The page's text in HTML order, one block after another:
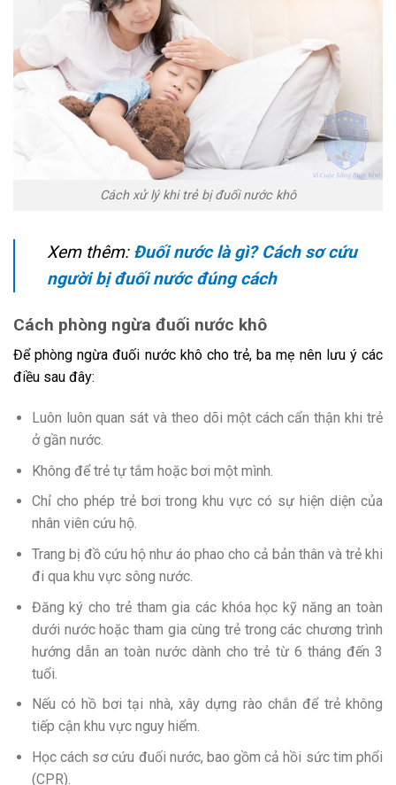
Cách xử lý khi trẻ bị đuối nước khô
Xem thêm: Đuối nước là gì? Cách sơ cứu
người bị đuối nước đúng cách
Cách phòng ngừa đuối nước khô
Để phòng ngừa đuối nước khô cho trẻ, ba mẹ nên lưu ý các
điều sau đây:
Luôn luôn quan sát và theo dõi một cách cẩn thận khi trẻ
ở gần nước.
Không để trẻ tự tắm hoặc bơi một mình.
Chỉ cho phép trẻ bơi trong khu vực có sự hiện diện của
nhân viên cứu hộ.
Trang bị đồ cứu hộ như áo phao cho cả bản thân và trẻ khi
đi qua khu vực sông nước.
Đăng ký cho trẻ tham gia các khóa học kỹ năng an toàn
dưới nước hoặc tham gia cùng trẻ trong các chương trình
hướng dẫn an toàn nước dành cho trẻ từ 6 tháng đến 3
tuổi.
Nếu có hồ bơi tại nhà, xây dựng rào chắn để trẻ không
tiếp cận khu vực nguy hiểm.
Học cách sơ cứu đuối nước, bao gồm cả hồi sức tim phổi
(CPR).